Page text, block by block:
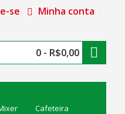
se Minha conta
0 - R$0,00
Cafeteira